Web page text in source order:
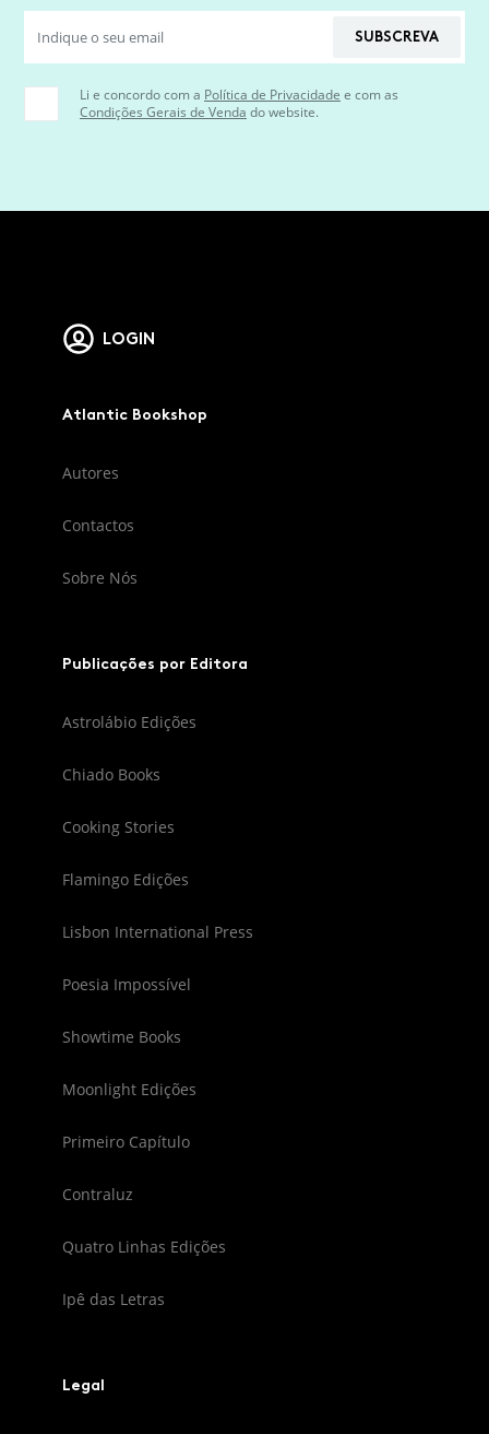
SUBSCREVA
Li e concordo com a Política de Privacidade e com as
Condições Gerais de Venda do website.
LOGIN
Atlantic Bookshop
Autores
Contactos
Sobre Nós
Publicações por Editora
Astrolábio Edições
Chiado Books
Cooking Stories
Flamingo Edições
Lisbon International Press
Poesia Impossível
Showtime Books
Moonlight Edições
Primeiro Capítulo
Contraluz
Quatro Linhas Edições
Ipê das Letras
Legal